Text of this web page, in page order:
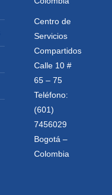
Centro de
Servicios
Compartidos
Calle 10 #
65 – 75
Teléfono:
(601)
7456029
Bogotá –
Colombia